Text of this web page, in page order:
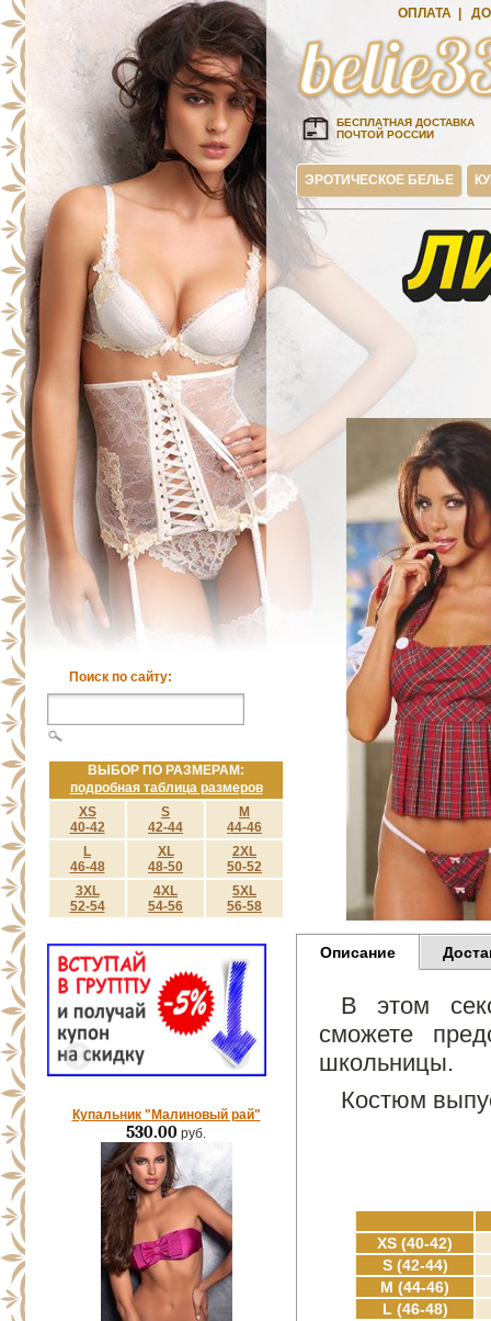
Поиск по сайту:
ВЫБОР ПО РАЗМЕРАМ:
подробная таблица размеров
XS
40-42
S
42-44
M
44-46
L
46-48
XL
48-50
2XL
50-52
3XL
52-54
4XL
54-56
5XL
56-58
Купальник "Малиновый рай"
530.00 руб.
ОПЛАТА
БЕСПЛАТНАЯ ДОСТАВКА
ПОЧТОЙ РОССИИ
ЭРОТИЧЕСКОЕ БЕЛЬЕ
Описание
В этом
сможете
школьницы.
Костюм
XS (40-42)
S (42-44)
M (44-46)
L (46-48)